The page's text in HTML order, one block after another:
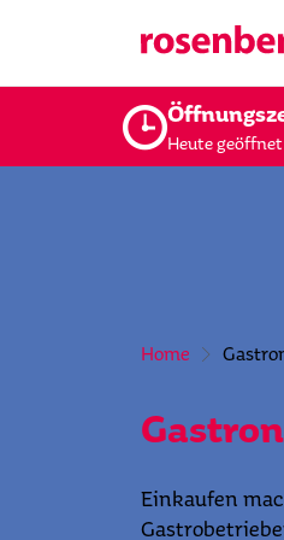
Heute
Home
Einkaufen